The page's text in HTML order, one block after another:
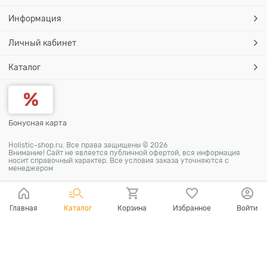
Информация
Личный кабинет
Каталог
Бонусная карта
Holistic-shop.ru. Все права защищены © 2026
Внимание! Сайт не является публичной офертой, вся информация
носит справочный характер. Все условия заказа уточняются с
менеджером
Главная Каталог Корзина Избранное Войти